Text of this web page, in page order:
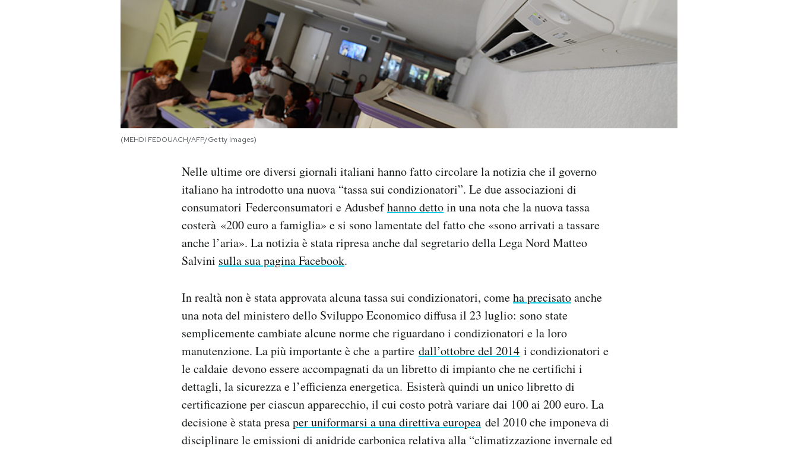
AREA PERSONALE
(MEHDI FEDOUACH/AFP/Getty Images)
Nelle ultime ore diversi giornali italiani hanno fatto circolare la notizia che il governo
italiano ha introdotto una nuova “tassa sui condizionatori”. Le due associazioni di
consumatori Federconsumatori e Adusbefhanno dettoin una nota che la nuova tassa
costerà «200 euro a famiglia» e si sono lamentate del fatto che «sono arrivati a tassare
anche l’aria». La notizia è stata ripresa anche dal segretario della Lega Nord Matteo
Salvini sulla sua pagina Facebook.
In realtà non è stata approvata alcuna tassa sui condizionatori, comeha precisatoanche
una nota del ministero dello Sviluppo Economico diffusa il 23 luglio: sono state
semplicemente cambiate alcune norme che riguardano i condizionatori e la loro
manutenzione. La più importante è che a partire dall’ottobre del 2014 i condizionatori e
le caldaie devono essere accompagnati da un libretto di impianto che ne certifichi i
dettagli, la sicurezza e l’efficienza energetica. Esisterà quindi un unico libretto di
certificazione per ciascun apparecchio, il cui costo potrà variare dai 100 ai 200 euro. La
decisione è stata presaper uniformarsi a una direttiva europea del 2010 che imponeva di
disciplinare le emissioni di anidride carbonica relativa alla “climatizzazione invernale ed